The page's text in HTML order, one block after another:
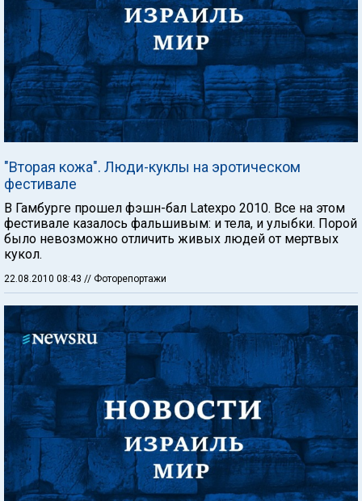
"Вторая кожа". Люди-куклы на эротическом
фестивале
В Гамбурге прошел фэшн-бал Latexpo 2010. Все на этом
фестивале казалось фальшивым: и тела, и улыбки. Порой
было невозможно отличить живых людей от мертвых
кукол.
22.08.2010 08:43 // Фоторепортажи